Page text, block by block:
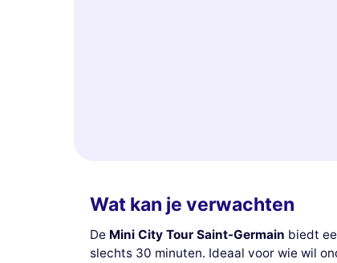
Wat kan je verwachten
De Mini City Tour Saint-Germain biedt
slechts 30 minuten. Ideaal voor wie wil